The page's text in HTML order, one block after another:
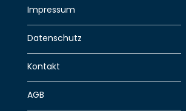
Impressum
Datenschutz
Kontakt
AGB